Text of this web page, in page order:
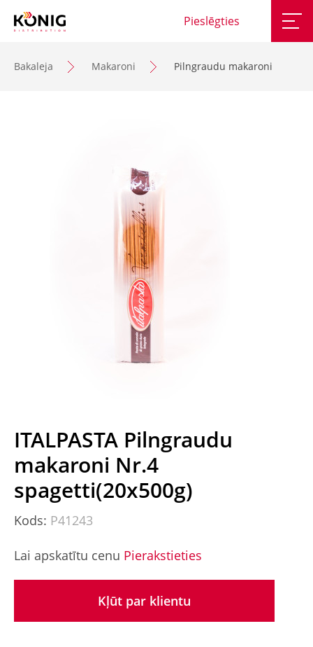
Pieslēgties
Bakaleja Makaroni Pilngraudu makaroni
ITALPASTA Pilngraudu
makaroni Nr.4
spagetti(20x500g)
Kods: P41243
Lai apskatītu cenu Pierakstieties
Kļūt par klientu